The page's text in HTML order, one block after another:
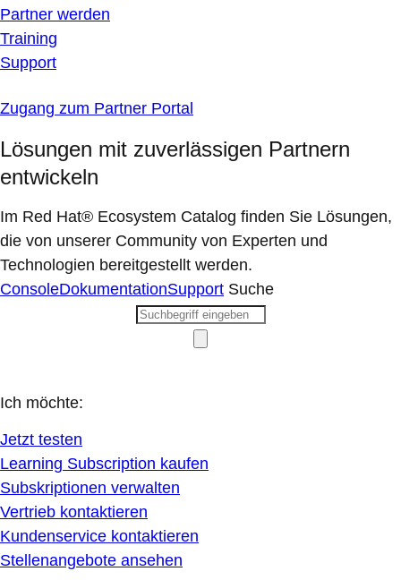
Partner werden
Training
Support
Zugang zum Partner Portal
Lösungen mit zuverlässigen Partnern
entwickeln
Im Red Hat® Ecosystem Catalog finden Sie Lösungen,
die von unserer Community von Experten und
Technologien bereitgestellt werden.
ConsoleDokumentationSupport Suche
Ich möchte:
Jetzt testen
Learning Subscription kaufen
Subskriptionen verwalten
Vertrieb kontaktieren
Kundenservice kontaktieren
Stellenangebote ansehen